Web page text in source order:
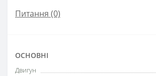
Питання (0)
ОСНОВНІ
Двигун